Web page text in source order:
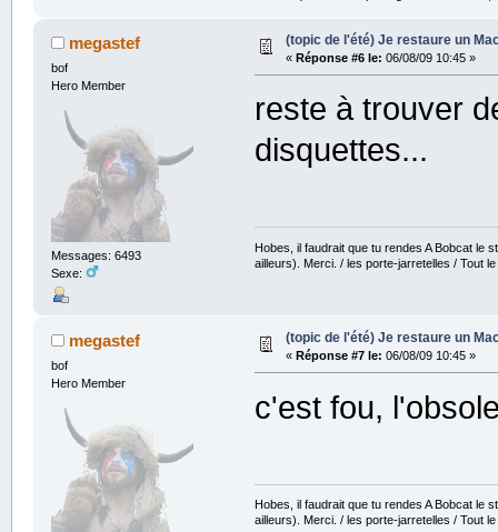
megastef
bof
Hero Member
Messages: 6493
Sexe:
(topic de l'été) Je restaure un
« Réponse #6 le: 06/08/09 10:45 »
reste à trouver
disquettes...
Hobes, il faudrait que tu rendes A Bobcat le
ailleurs). Merci. / les porte-jarretelles / Tout
megastef
bof
Hero Member
(topic de l'été) Je restaure un
« Réponse #7 le: 06/08/09 10:45 »
c'est fou,
Hobes, il faudrait que tu rendes A Bobcat le
ailleurs). Merci. / les porte-jarretelles / Tout